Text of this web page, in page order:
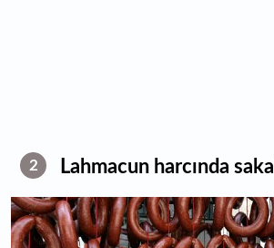
2 Lahmacun harcında